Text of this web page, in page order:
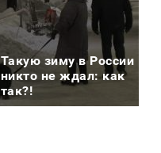
Такую зиму в России
никто не ждал: как
так?!